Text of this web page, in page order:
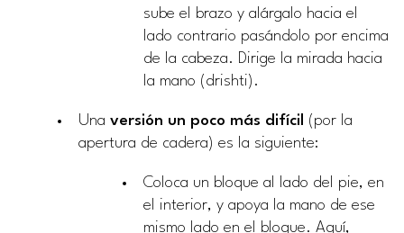
sube el brazo y alárgalo hacia el
lado contrario pasándolo por encima
de la cabeza. Dirige la mirada hacia
la mano (drishti).
Una versión un poco más difícil
(por la
apertura de cadera) es la siguiente:
Coloca un bloque al lado del pie, en
el interior, y apoya la mano de ese
mismo lado en el bloque. Aquí,